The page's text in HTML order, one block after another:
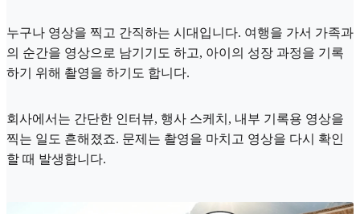
누구나 영상을 찍고 간직하는 시대입니다. 여행을 가서 가족과
의 순간을 영상으로 남기기도 하고, 아이의 성장 과정을 기록
하기 위해 촬영을 하기도 합니다.
회사에서는 간단한 인터뷰, 행사 스케치, 내부 기록용 영상을
찍는 일도 흔해졌죠. 문제는 촬영을 마치고 영상을 다시 확인
할 때 발생합니다.